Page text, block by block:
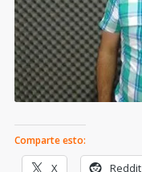
Comparte esto:
X Reddit